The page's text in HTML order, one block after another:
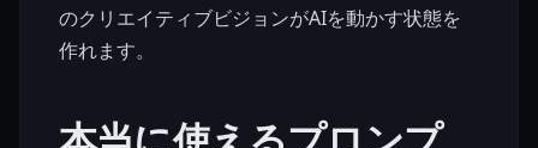
のクリエイティブビジョンがAIを動かす状態を
作れます。